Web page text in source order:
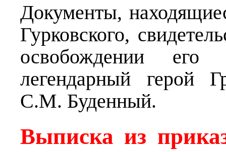
Документы,
Гурковского,
освобождении его
легендарный герой
С.М. Буденный.
Выписка из